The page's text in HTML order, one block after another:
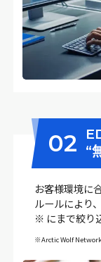
02
“
お客様環境に
ルールにより
※ にまで絞り
※Arctic Wolf